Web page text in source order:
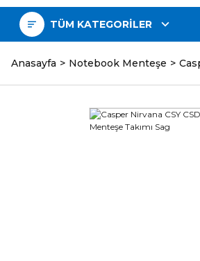
TÜM KATEGORİLER
Anasayfa Notebook Menteşe